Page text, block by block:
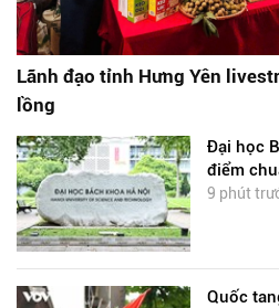
Lãnh đạo tỉnh Hưng Yên
lồng
Đại học
điểm
9 phút
Quốc